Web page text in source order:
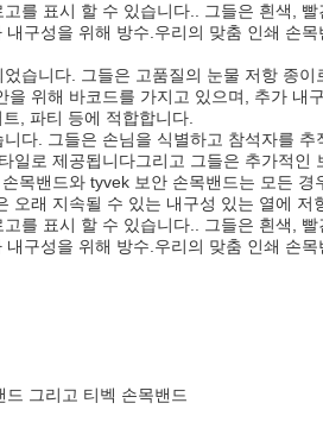
를 표시 할 수 있습니다.. 그들은 흰색,
구성을 위해 방수.우리의 맞춤 인쇄 손
습니다. 그들은 고품질의 눈물 저항 종이
위해 바코드를 가지고 있으며, 추가 내
, 파티 등에 적합합니다.
다. 그들은 손님을 식별하고 참석자를 추
로 제공됩니다그리고 그들은 추가적인
목밴드와 tyvek 보안 손목밴드는 모든 경
래 지속될 수 있는 내구성 있는 열에 저
를 표시 할 수 있습니다.. 그들은 흰색,
구성을 위해 방수.우리의 맞춤 인쇄 손
그리고 티벡 손목밴드